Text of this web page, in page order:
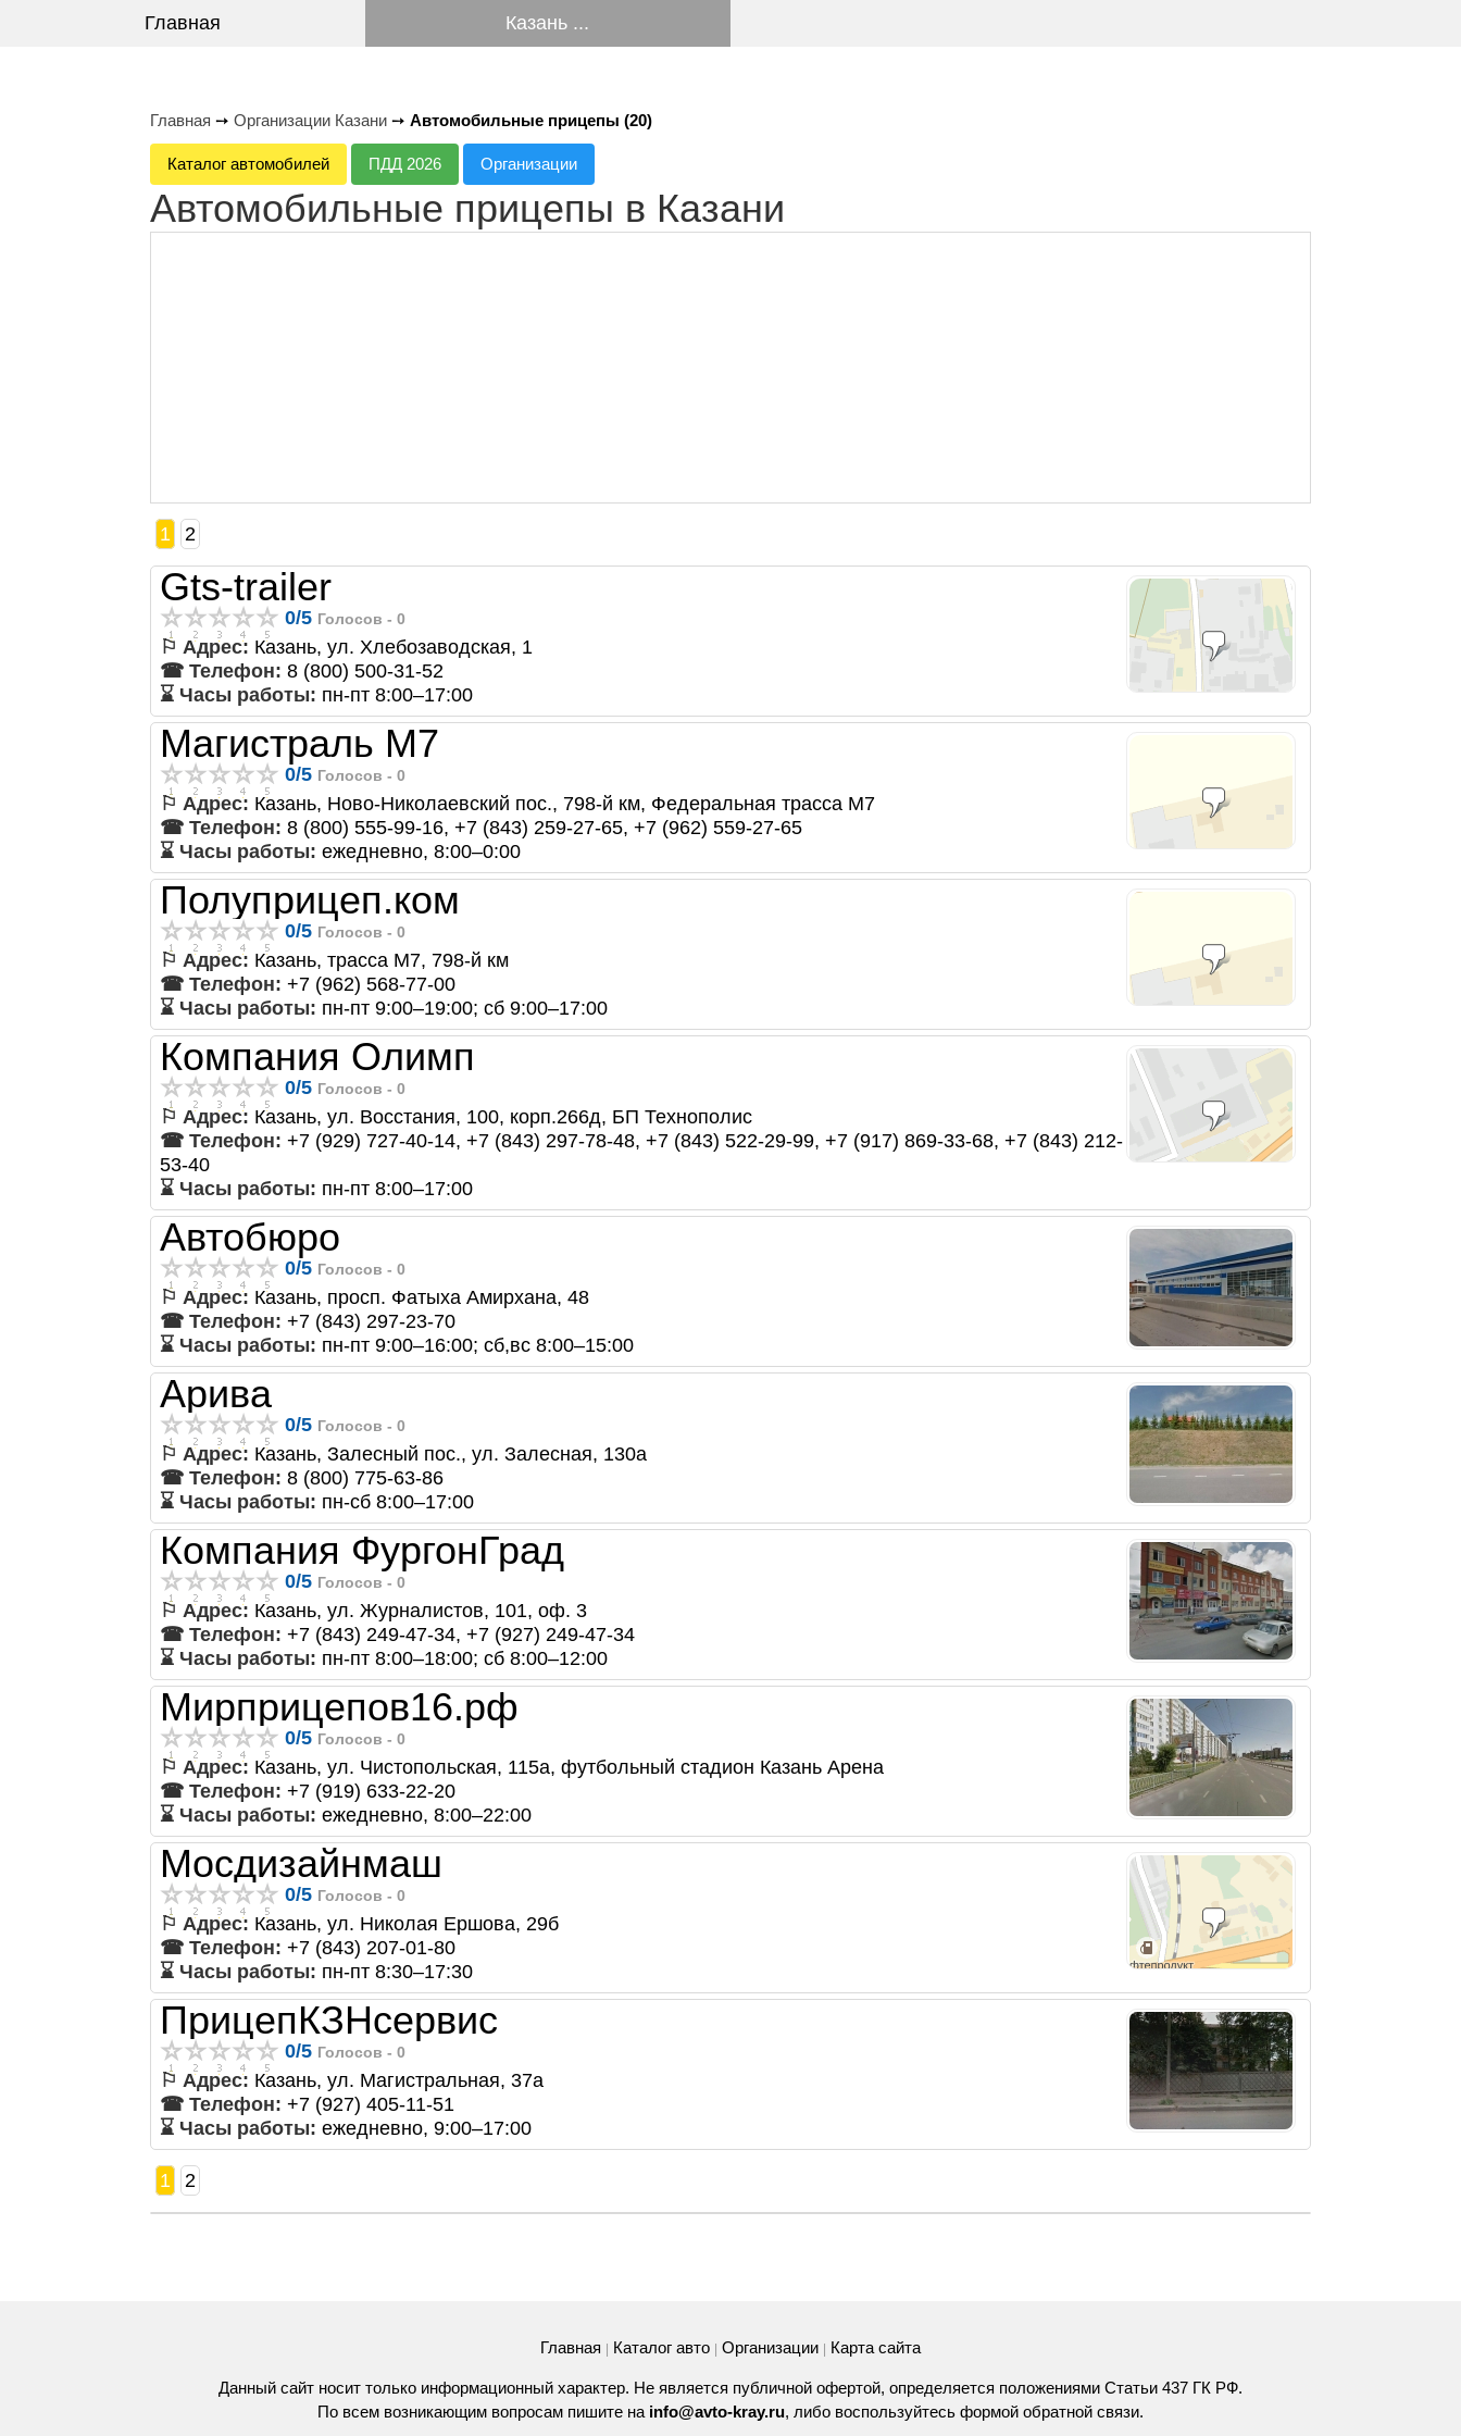
Главная Казань ...
Главная ➙ Организации Казани ➙ Автомобильные прицепы (20)
Каталог автомобилей ПДД 2026 Организации
Автомобильные прицепы в Казани
1 2
Gts-trailer
0/5 Голосов - 0
⚐ Адрес: Казань, ул. Хлебозаводская, 1
☎ Телефон: 8 (800) 500-31-52
⌛ Часы работы: пн-пт 8:00–17:00
Магистраль М7
0/5 Голосов - 0
⚐ Адрес: Казань, Ново-Николаевский пос., 798-й км, Федеральная трасса М7
☎ Телефон: 8 (800) 555-99-16, +7 (843) 259-27-65, +7 (962) 559-27-65
⌛ Часы работы: ежедневно, 8:00–0:00
Полуприцеп.ком
0/5 Голосов - 0
⚐ Адрес: Казань, трасса М7, 798-й км
☎ Телефон: +7 (962) 568-77-00
⌛ Часы работы: пн-пт 9:00–19:00; сб 9:00–17:00
Компания Олимп
0/5 Голосов - 0
⚐ Адрес: Казань, ул. Восстания, 100, корп.266д, БП Технополис
☎ Телефон: +7 (929) 727-40-14, +7 (843) 297-78-48, +7 (843) 522-29-99, +7 (917) 869-33-68, +7 (843) 212-
53-40
⌛ Часы работы: пн-пт 8:00–17:00
Автобюро
0/5 Голосов - 0
⚐ Адрес: Казань, просп. Фатыха Амирхана, 48
☎ Телефон: +7 (843) 297-23-70
⌛ Часы работы: пн-пт 9:00–16:00; сб,вс 8:00–15:00
Арива
0/5 Голосов - 0
⚐ Адрес: Казань, Залесный пос., ул. Залесная, 130а
☎ Телефон: 8 (800) 775-63-86
⌛ Часы работы: пн-сб 8:00–17:00
Компания ФургонГрад
0/5 Голосов - 0
⚐ Адрес: Казань, ул. Журналистов, 101, оф. 3
☎ Телефон: +7 (843) 249-47-34, +7 (927) 249-47-34
⌛ Часы работы: пн-пт 8:00–18:00; сб 8:00–12:00
Мирприцепов16.рф
0/5 Голосов - 0
⚐ Адрес: Казань, ул. Чистопольская, 115а, футбольный стадион Казань Арена
☎ Телефон: +7 (919) 633-22-20
⌛ Часы работы: ежедневно, 8:00–22:00
Мосдизайнмаш
0/5 Голосов - 0
⚐ Адрес: Казань, ул. Николая Ершова, 29б
☎ Телефон: +7 (843) 207-01-80
⌛ Часы работы: пн-пт 8:30–17:30
ПрицепКЗНсервис
0/5 Голосов - 0
⚐ Адрес: Казань, ул. Магистральная, 37а
☎ Телефон: +7 (927) 405-11-51
⌛ Часы работы: ежедневно, 9:00–17:00
1 2
Главная Каталог авто Организации Карта сайта
Данный сайт носит только информационный характер. Не является публичной офертой, определяется положениями Статьи 437 ГК РФ.
По всем возникающим вопросам пишите на info@avto-kray.ru, либо воспользуйтесь формой обратной связи.